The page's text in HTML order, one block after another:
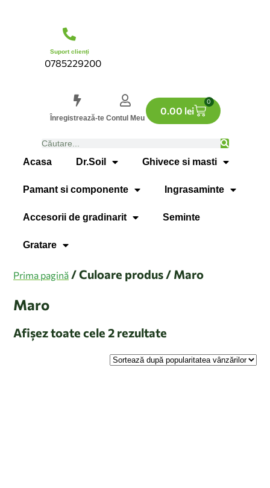
Suport clienți
0785229200
Înregistrează-te Contul Meu
0.00 lei
0
Acasa Dr.Soil Ghivece si masti
Pamant si componente Ingrasaminte
Accesorii de gradinarit Seminte
Gratare
Prima pagină / Culoare produs / Maro
Maro
Afișez toate cele 2 rezultate